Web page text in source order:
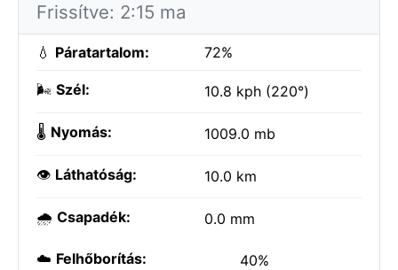
Frissítve: 2:15 ma
💧 Páratartalom: 72%
🌬️ Szél: 10.8 kph (220°)
🌡️ Nyomás: 1009.0 mb
👁️ Láthatóság: 10.0 km
🌧️ Csapadék: 0.0 mm
☁️ Felhőborítás: 40%